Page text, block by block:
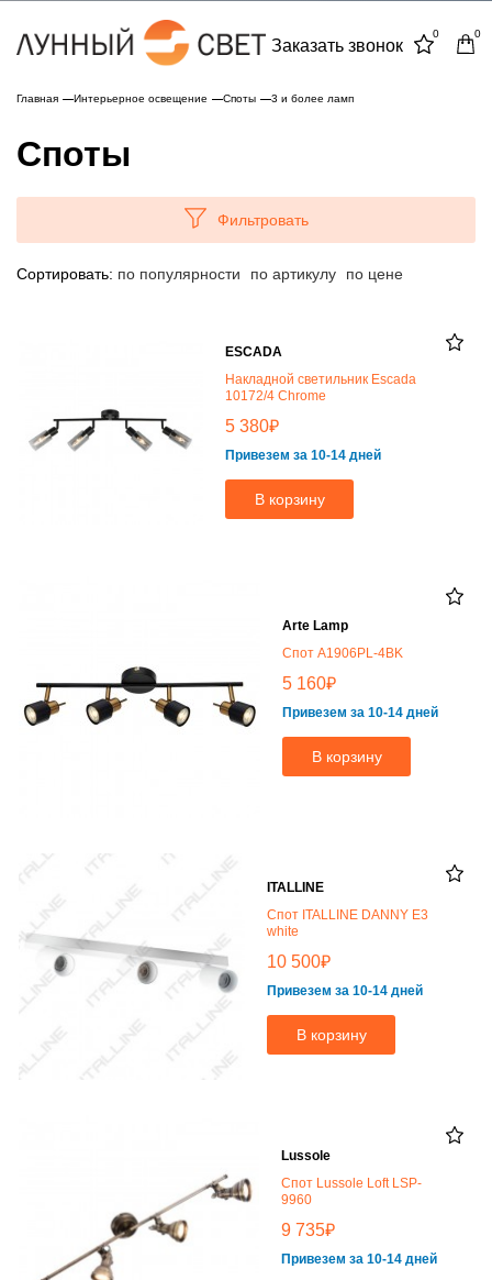
Заказать звонок
0 0
Главная Интерьерное освещение Споты 3 и более ламп
Споты
Фильтровать
Сортировать: по популярности по артикулу по цене
ESCADA
Накладной светильник Escada
10172/4 Chrome
5 380₽
Привезем за 10-14 дней
В корзину
Arte Lamp
Спот A1906PL-4BK
5 160₽
Привезем за 10-14 дней
В корзину
ITALLINE
Спот ITALLINE DANNY E3
white
10 500₽
Привезем за 10-14 дней
В корзину
Lussole
Спот Lussole Loft LSP-
9960
9 735₽
Привезем за 10-14 дней